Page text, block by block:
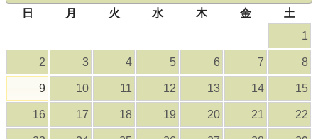
日 月 火 水 木 金
土
1
2 3 4 5 6 7 8
9 10 11 12 13 14 15
16 17 18 19 20 21 22